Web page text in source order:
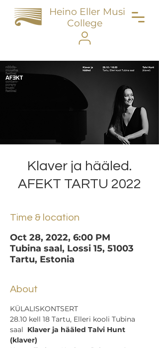
Heino Eller Music
College
Klaver ja hääled.
AFEKT TARTU 2022
Time & location
Oct 28, 2022, 6:00 PM
Tubina saal, Lossi 15, 51003
Tartu, Estonia
About
KÜLALISKONTSERT
28.10 kell 18 Tartu, Elleri kooli Tubina
saal Klaver ja hääled Talvi Hunt
(klaver)